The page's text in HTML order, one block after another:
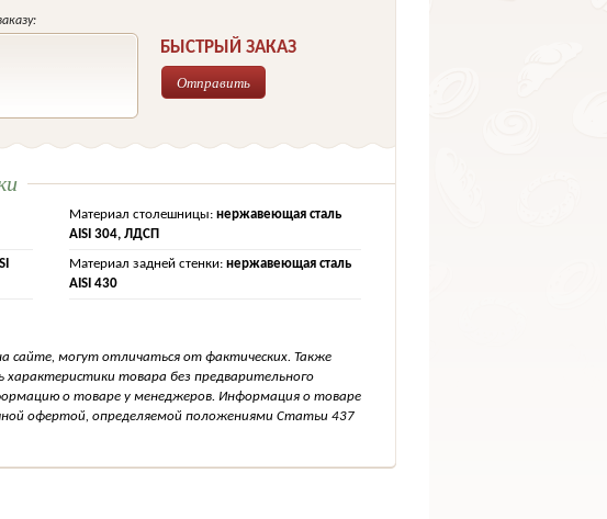
БЫСТРЫЙ ЗАКАЗ
Отправить
Материал столешницы: нержавеющая сталь
AISI 304, ЛДСП
Материал задней стенки: нержавеющая сталь
AISI 430
сайте, могут отличаться от фактических. Также
товара без предварительного
о товаре у менеджеров. Информация о товаре
офертой, определяемой положениями Статьи 437